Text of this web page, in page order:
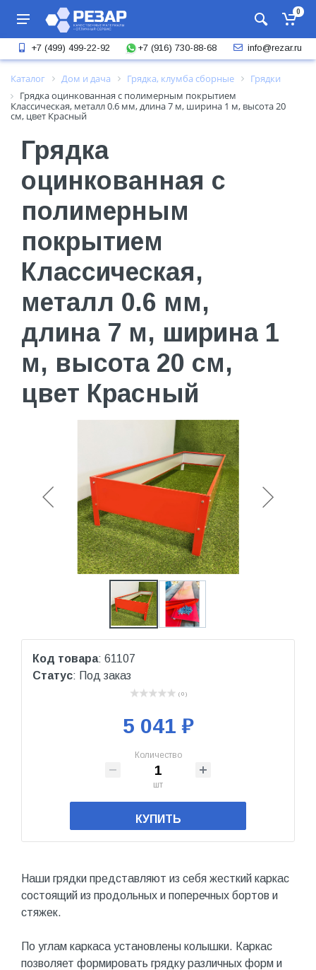
0
+7 (499) 499-22-92 +7 (916) 730-88-68 info@rezar.ru
Каталог Дом и дача Грядка, клумба сборные
Грядки
Грядка оцинкованная с полимерным покрытием
Классическая, металл 0.6 мм, длина 7 м, ширина 1 м, высота 20
см, цвет Красный
Грядка
оцинкованная с
полимерным
покрытием
Классическая,
металл 0.6 мм,
длина 7 м, ширина 1
м, высота 20 см,
цвет Красный
Код товара: 61107
Статус: Под заказ
( 0 )
5 041 ₽
Количество
шт
КУПИТЬ
Наши грядки представляют из себя жесткий каркас
состоящий из продольных и поперечных бортов и
стяжек.
По углам каркаса установлены колышки. Каркас
позволяет формировать грядку различных форм и